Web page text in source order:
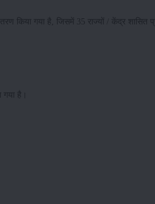
किया गया है, जिसमें 35 राज्यों / केंद्र शासित
है।